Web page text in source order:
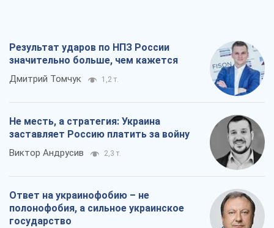
Результат ударов по НПЗ России
значительно больше, чем кажется
Дмитрий Томчук 1,2 т.
Не месть, а стратегия: Украина
заставляет Россию платить за войну
Виктор Андрусив 2,3 т.
Ответ на украинофобию – не
полонофобия, а сильное украинское
государство